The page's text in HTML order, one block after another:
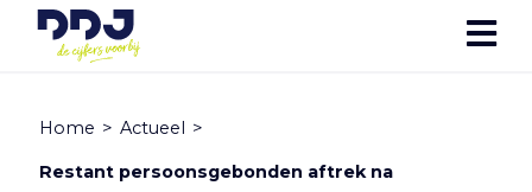
Home > Actueel >
Restant persoonsgebonden aftrek na